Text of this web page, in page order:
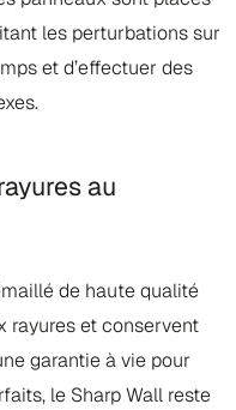
les perturbations sur
et d’effectuer des
au
de haute qualité
rayures et conservent
garantie à vie pour
le Sharp Wall reste